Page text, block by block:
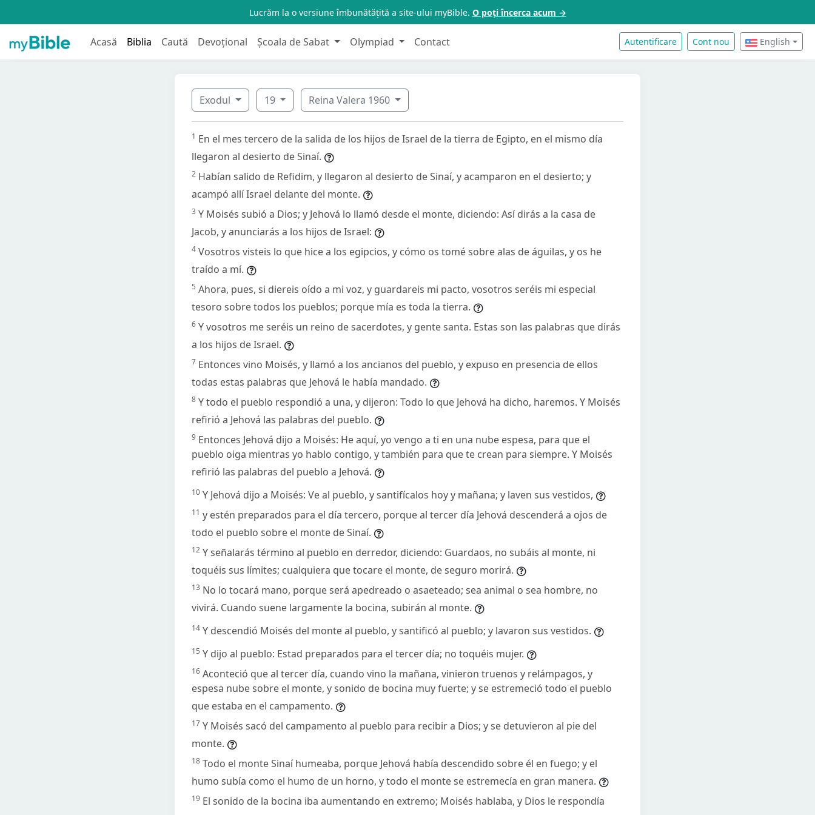
Lucrăm la o versiune îmbunătățită a site-ului myBible. O poți încerca acum →
Acasă Biblia Caută Devoțional Școala de Sabat Olympiad Contact Autentificare Cont nou English
Exodul 19 Reina Valera 1960
1 En el mes tercero de la salida de los hijos de Israel de la tierra de Egipto, en el mismo día
llegaron al desierto de Sinaí.
2 Habían salido de Refidim, y llegaron al desierto de Sinaí, y acamparon en el desierto; y
acampó allí Israel delante del monte.
3 Y Moisés subió a Dios; y Jehová lo llamó desde el monte, diciendo: Así dirás a la casa de
Jacob, y anunciarás a los hijos de Israel:
4 Vosotros visteis lo que hice a los egipcios, y cómo os tomé sobre alas de águilas, y os he
traído a mí.
5 Ahora, pues, si diereis oído a mi voz, y guardareis mi pacto, vosotros seréis mi especial
tesoro sobre todos los pueblos; porque mía es toda la tierra.
6 Y vosotros me seréis un reino de sacerdotes, y gente santa. Estas son las palabras que dirás
a los hijos de Israel.
7 Entonces vino Moisés, y llamó a los ancianos del pueblo, y expuso en presencia de ellos
todas estas palabras que Jehová le había mandado.
8 Y todo el pueblo respondió a una, y dijeron: Todo lo que Jehová ha dicho, haremos. Y Moisés
refirió a Jehová las palabras del pueblo.
9 Entonces Jehová dijo a Moisés: He aquí, yo vengo a ti en una nube espesa, para que el
pueblo oiga mientras yo hablo contigo, y también para que te crean para siempre. Y Moisés
refirió las palabras del pueblo a Jehová.
10 Y Jehová dijo a Moisés: Ve al pueblo, y santifícalos hoy y mañana; y laven sus vestidos,
11 y estén preparados para el día tercero, porque al tercer día Jehová descenderá a ojos de
todo el pueblo sobre el monte de Sinaí.
12 Y señalarás término al pueblo en derredor, diciendo: Guardaos, no subáis al monte, ni
toquéis sus límites; cualquiera que tocare el monte, de seguro morirá.
13 No lo tocará mano, porque será apedreado o asaeteado; sea animal o sea hombre, no
vivirá. Cuando suene largamente la bocina, subirán al monte.
14 Y descendió Moisés del monte al pueblo, y santificó al pueblo; y lavaron sus vestidos.
15 Y dijo al pueblo: Estad preparados para el tercer día; no toquéis mujer.
16 Aconteció que al tercer día, cuando vino la mañana, vinieron truenos y relámpagos, y
espesa nube sobre el monte, y sonido de bocina muy fuerte; y se estremeció todo el pueblo
que estaba en el campamento.
17 Y Moisés sacó del campamento al pueblo para recibir a Dios; y se detuvieron al pie del
monte.
18 Todo el monte Sinaí humeaba, porque Jehová había descendido sobre él en fuego; y el
humo subía como el humo de un horno, y todo el monte se estremecía en gran manera.
19 El sonido de la bocina iba aumentando en extremo; Moisés hablaba, y Dios le respondía